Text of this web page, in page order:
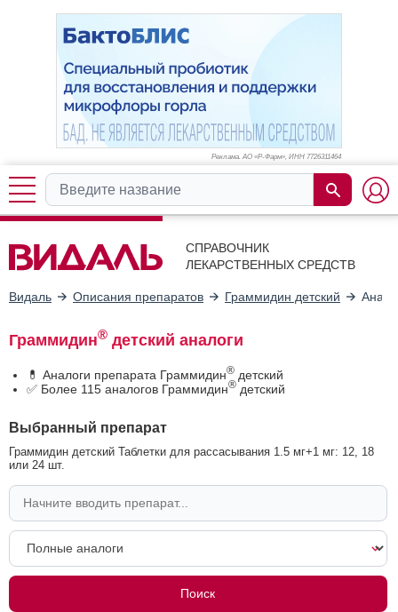
Реклама. АО «Р-Фарм», ИНН 7726311464
СПРАВОЧНИК
ЛЕКАРСТВЕННЫХ СРЕДСТВ
Видаль Описания препаратов Граммидин детский
Граммидин® детский аналоги
💊 Аналоги препарата Граммидин® детский
✅ Более 115 аналогов Граммидин® детский
Выбранный препарат
Граммидин детский Таблетки для рассасывания 1.5 мг+1 мг: 12, 18
или 24 шт.